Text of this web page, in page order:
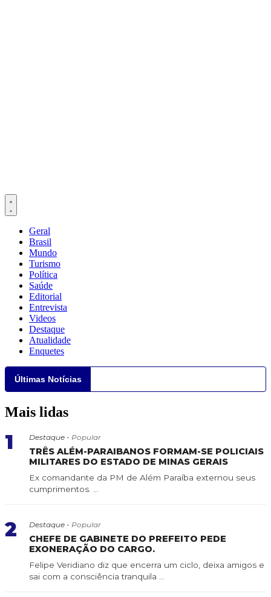
Geral
Brasil
Mundo
Turismo
Política
Saúde
Editorial
Entrevista
Videos
Destaque
Atualidade
Enquetes
Últimas Notícias
Mais lidas
1 Destaque - Popular
TRÊS ALÉM-PARAIBANOS FORMAM-SE POLICIAIS
MILITARES DO ESTADO DE MINAS GERAIS
Ex comandante da PM de Além Paraíba externou seus
cumprimentos. ...
2 Destaque - Popular
CHEFE DE GABINETE DO PREFEITO PEDE
EXONERAÇÃO DO CARGO.
Felipe Veridiano diz que encerra um ciclo, deixa amigos e
sai com a consciência tranquila ...